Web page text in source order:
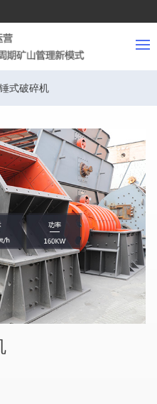
锤式破碎机